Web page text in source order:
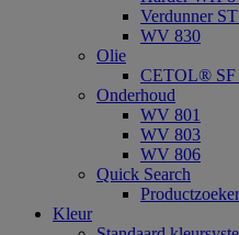
Verdunner
WV 830
Olie
CETOL® SF
Onderhoud
WV 801
WV 803
WV 806
Quick Search
Productzoeker
Kleur